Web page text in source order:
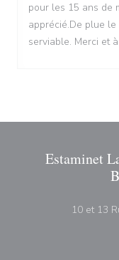
pour les 15 ans de
apprécié.De plue
serviable. Merci et
Estaminet
10 et 13